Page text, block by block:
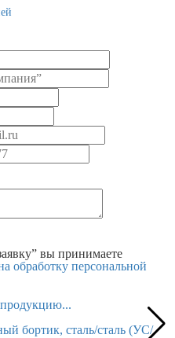
вы принимаете
обработку персональной
бортик, сталь/сталь (УС/